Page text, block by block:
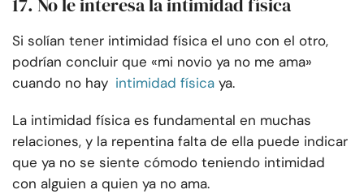
17. No le interesa la intimidad física
Si solían tener intimidad física el uno con el otro,
podrían concluir que «mi novio ya no me ama»
cuando no hay intimidad física ya.
La intimidad física es fundamental en muchas
relaciones, y la repentina falta de ella puede indicar
que ya no se siente cómodo teniendo intimidad
con alguien a quien ya no ama.